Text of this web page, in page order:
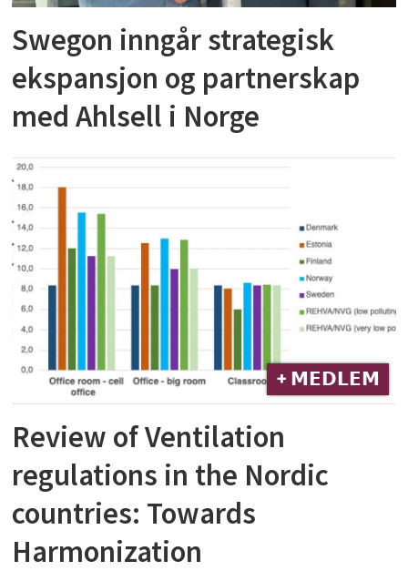
Swegon inngår strategisk
ekspansjon og partnerskap
med Ahlsell i Norge
+ 𝗠𝗘𝗗𝗟𝗘𝗠
Review of Ventilation
regulations in the Nordic
countries: Towards
Harmonization